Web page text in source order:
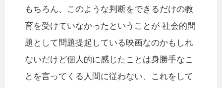
もちろん、このような判断をできるだけの教
育を受けていなかったということが 社会的問
題として問題提起している映画なのかもしれ
ないだけど個人的に感じたことは身勝手なこ
とを言ってくる人間に従わない、これをして